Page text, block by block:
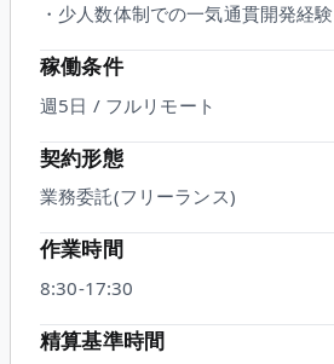
・少人数体制での一気通貫開発経験
稼働条件
週5日 / フルリモート
契約形態
業務委託(フリーランス)
作業時間
8:30-17:30
精算基準時間